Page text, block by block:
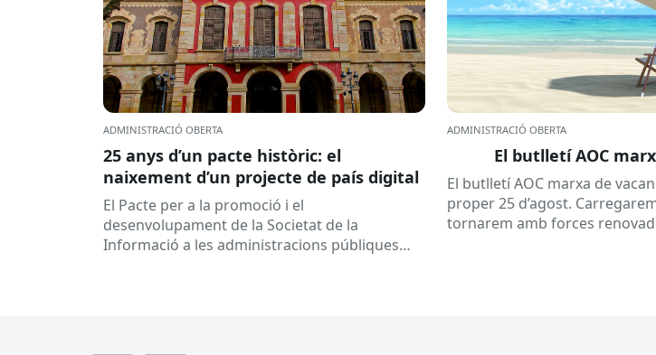
ADMINISTRACIÓ OBERTA
25 anys d’un pacte històric: el
naixement d’un projecte de país digital
El Pacte per a la promoció i el
desenvolupament de la Societat de la
Informació a les administracions públiques
ADMINISTRACIÓ OBERTA
El butlletí AOC
El butlletí AOC marxa de
proper 25 d’agost.
tornarem amb forces